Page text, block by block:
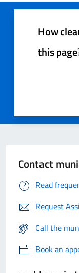
How
this
Contact
Read
Request
Call the
Book an